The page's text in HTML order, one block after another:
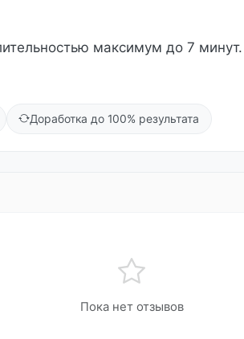
максимум до 7
Доработка до 100% результата
Пока нет отзывов